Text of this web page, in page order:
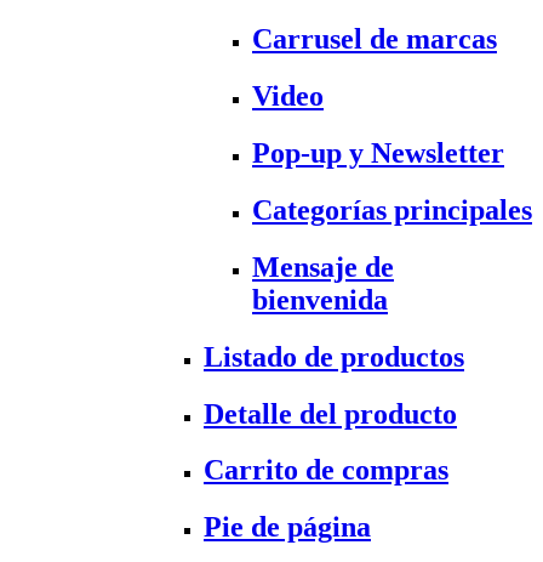
Carrusel de marcas
Video
Pop-up y Newsletter
Categorías principales
Mensaje de
bienvenida
Listado de productos
Detalle del producto
Carrito de compras
Pie de página